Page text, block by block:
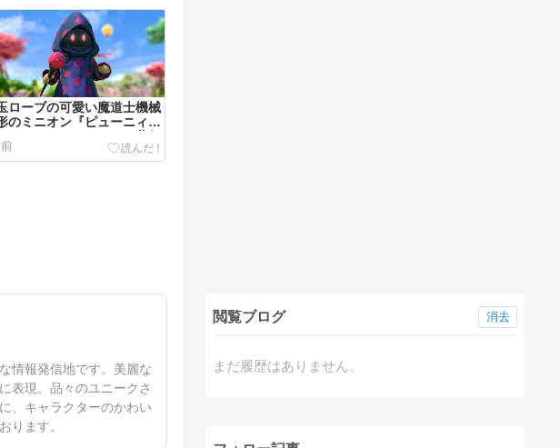
ローブの可愛い魔道士機械
のミニオン『ピューニィメ
』（クレセントアイル北征
情報発信地です。美麗な
表現。品々のユニークさ
、キャラクターのかわい
ります。
閲覧ブログ
まだ履歴はありません。
消去